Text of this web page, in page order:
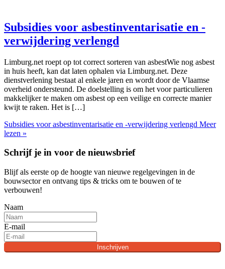
Subsidies voor asbestinventarisatie en -
verwijdering verlengd
Limburg.net roept op tot correct sorteren van asbestWie nog asbest
in huis heeft, kan dat laten ophalen via Limburg.net. Deze
dienstverlening bestaat al enkele jaren en wordt door de Vlaamse
overheid ondersteund. De doelstelling is om het voor particulieren
makkelijker te maken om asbest op een veilige en correcte manier
kwijt te raken. Het is […]
Subsidies voor asbestinventarisatie en -verwijdering verlengd Meer
lezen »
Schrijf je in voor de nieuwsbrief
Blijf als eerste op de hoogte van nieuwe regelgevingen in de
bouwsector en ontvang tips & tricks om te bouwen of te
verbouwen!
Naam
E-mail
Inschrijven